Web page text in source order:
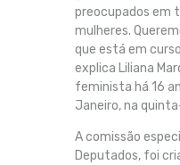
preocupados em
mulheres.
que está em
explica Liliana
feminista há 16
Janeiro, na
A comissão
Deputados, foi